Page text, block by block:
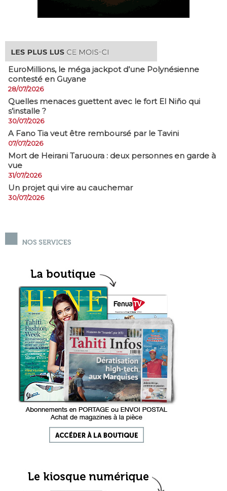
EuroMillions, ​le méga jackpot d’une Polynésienne
contesté en Guyane
28/07/2026
Quelles menaces guettent avec le fort El Niño qui
s’installe ?
30/07/2026
A Fano Tia veut être remboursé par le Tavini
07/07/2026
Mort de Heirani Taruoura : deux personnes en garde à
vue
31/07/2026
Un projet qui vire au cauchemar
30/07/2026